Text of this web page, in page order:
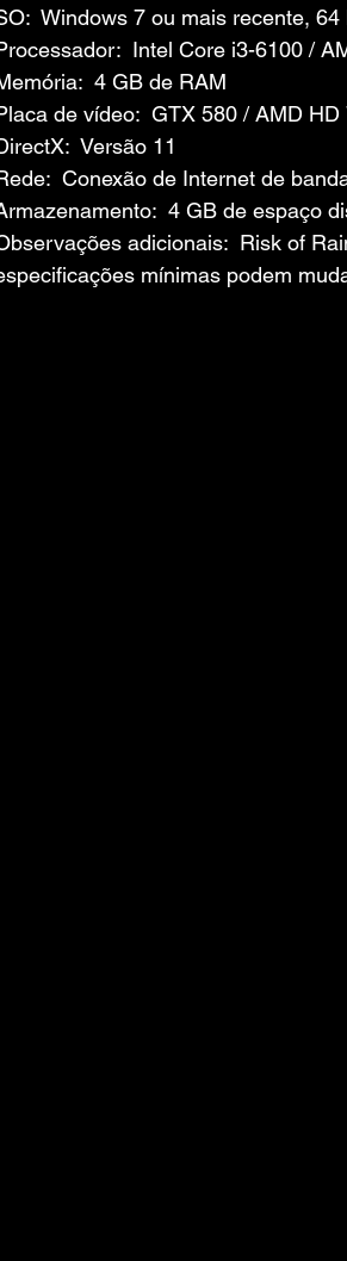
Windows 7 ou mais recente, 64
Intel Core i3-6100 /
4 GB de RAM
de vídeo:  GTX 580 / AMD HD
Versão 11
Conexão de Internet de
4 GB de espaço
adicionais:  Risk of
mínimas podem